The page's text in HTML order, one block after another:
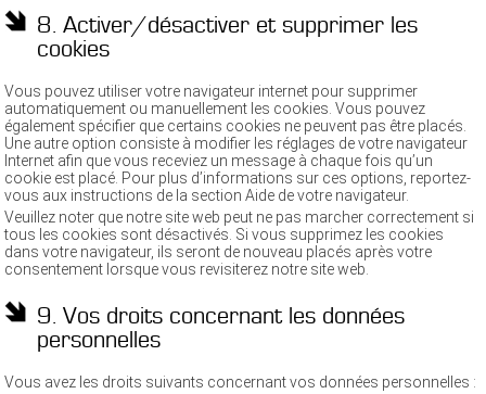
8. Activer/désactiver et supprimer les
cookies
Vous pouvez utiliser votre navigateur internet pour supprimer
automatiquement ou manuellement les cookies. Vous pouvez
également spécifier que certains cookies ne peuvent pas être placés.
Une autre option consiste à modifier les réglages de votre navigateur
Internet afin que vous receviez un message à chaque fois qu’un
cookie est placé. Pour plus d’informations sur ces options, reportez-
vous aux instructions de la section Aide de votre navigateur.
Veuillez noter que notre site web peut ne pas marcher correctement si
tous les cookies sont désactivés. Si vous supprimez les cookies
dans votre navigateur, ils seront de nouveau placés après votre
consentement lorsque vous revisiterez notre site web.
9. Vos droits concernant les données
personnelles
Vous avez les droits suivants concernant vos données personnelles :